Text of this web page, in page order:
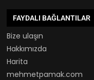
FAYDALI BAĞLANTILAR
Bize ulaşın
Hakkımızda
Harita
mehmetpamak.com